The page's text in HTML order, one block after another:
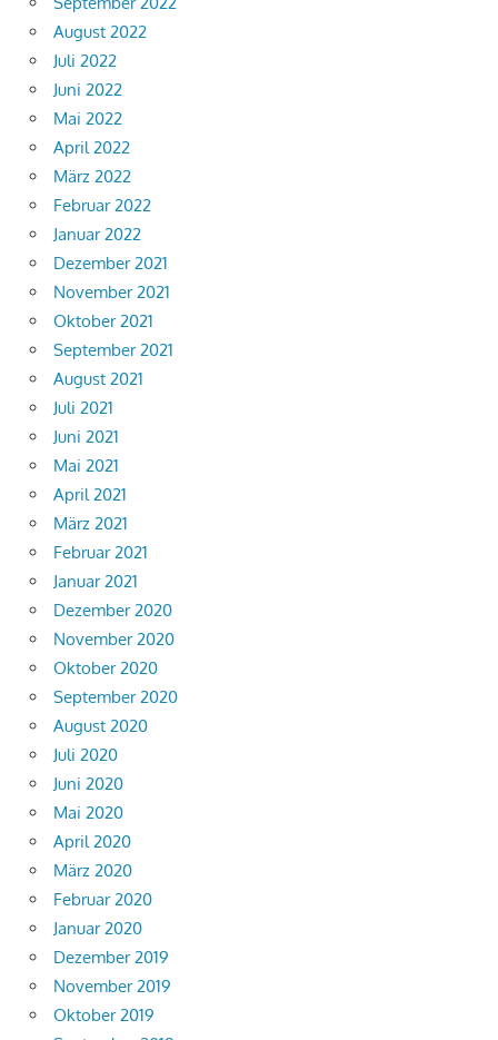
August 2022
Juli 2022
Juni 2022
Mai 2022
April 2022
März 2022
Februar 2022
Januar 2022
Dezember 2021
November 2021
Oktober 2021
September 2021
August 2021
Juli 2021
Juni 2021
Mai 2021
April 2021
März 2021
Februar 2021
Januar 2021
Dezember 2020
November 2020
Oktober 2020
September 2020
August 2020
Juli 2020
Juni 2020
Mai 2020
April 2020
März 2020
Februar 2020
Januar 2020
Dezember 2019
November 2019
Oktober 2019